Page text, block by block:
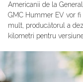
Americanii de la
GMC Hummer EV vor
mult, producătorul a
kilometri pentru